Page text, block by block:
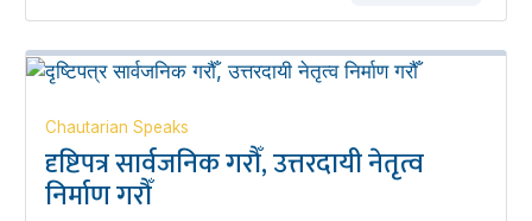
Chautarian Speaks
दृष्टिपत्र सार्वजनिक गरौँ, उत्तरदायी नेतृत्व
निर्माण गरौँ